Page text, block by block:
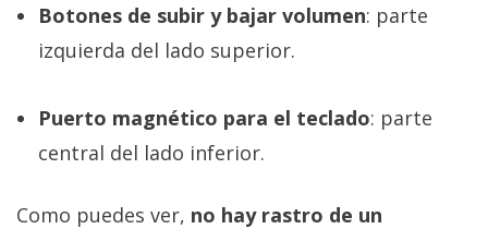
Botones de subir y bajar volumen: parte
izquierda del lado superior.
Puerto magnético para el teclado: parte
central del lado inferior.
Como puedes ver, no hay rastro de un